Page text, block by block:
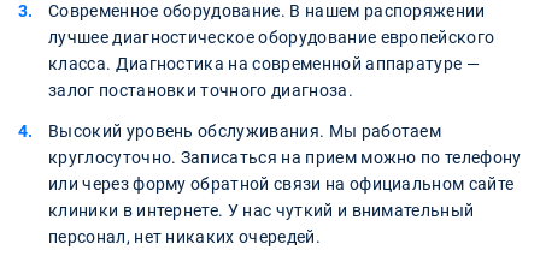
Современное оборудование. В нашем распоряжении
лучшее диагностическое оборудование европейского
класса. Диагностика на современной аппаратуре —
залог постановки точного диагноза.
Высокий уровень обслуживания. Мы работаем
круглосуточно. Записаться на прием можно по телефону
или через форму обратной связи на официальном сайте
клиники в интернете. У нас чуткий и внимательный
персонал, нет никаких очередей.